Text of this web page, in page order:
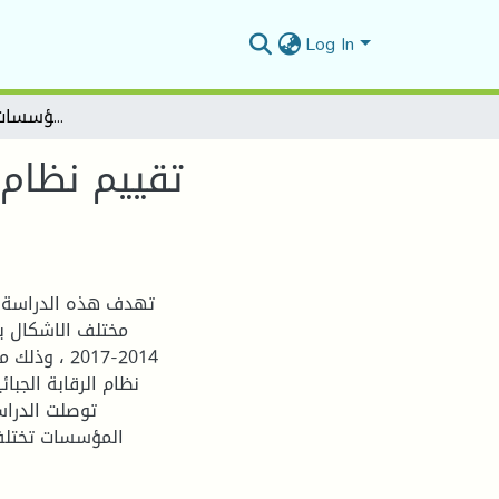
Log In
تقييم نظام الرقابة الجبائية في الجزائر دراسة حالة مديرية كبريات المؤسسات للفترة 2014 -2017
تقييم
تهدف هذه الدراسة
مختلف الاشكال
2014-
نظام الرقابة
توصلت
المؤسسات